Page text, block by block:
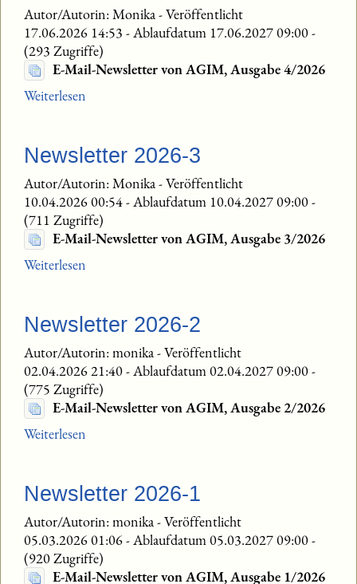
Autor/Autorin: Monika-Veröffentlicht
17.06.2026 14:53-Ablaufdatum 17.06.2027 09:00-
(293 Zugriffe)
E-Mail-Newsletter von AGIM, Ausgabe 4/2026
Weiterlesen
Newsletter 2026-3
Autor/Autorin: Monika-Veröffentlicht
10.04.2026 00:54-Ablaufdatum 10.04.2027 09:00-
(711 Zugriffe)
E-Mail-Newsletter von AGIM, Ausgabe 3/2026
Weiterlesen
Newsletter 2026-2
Autor/Autorin: monika-Veröffentlicht
02.04.2026 21:40-Ablaufdatum 02.04.2027 09:00-
(775 Zugriffe)
E-Mail-Newsletter von AGIM, Ausgabe 2/2026
Weiterlesen
Newsletter 2026-1
Autor/Autorin: monika-Veröffentlicht
05.03.2026 01:06-Ablaufdatum 05.03.2027 09:00-
(920 Zugriffe)
E-Mail-Newsletter von AGIM, Ausgabe 1/2026